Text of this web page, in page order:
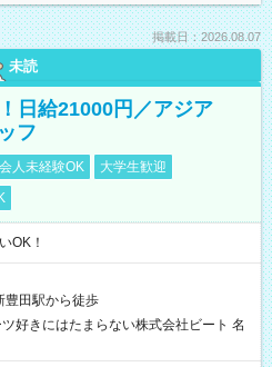
掲載日：2026.08.07
未読
日給21000円／アジア
フ
人未経験OK
大学生歓迎
OK！
豊田駅から徒歩
好きにはたまらない株式会社ビート 名